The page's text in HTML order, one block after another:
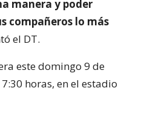
manera y poder
compañeros lo más
el DT.
este domingo 9 de
horas, en el estadio